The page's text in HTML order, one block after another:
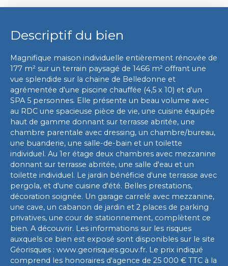
Descriptif du bien
Magnifique maison individuelle entièrement rénovée de
177 m² sur un terrain paysagé de 1466 m² offrant une
vue splendide sur la chaine de Belledonne et
agrémentée d'une piscine chauffée (4,5 x 10) et d'un
SPA 5 personnes. Elle présente un beau volume avec
au RDC une spacieuse pièce de vie, une cuisine équipée
haut de gamme donnant sur terrasse abritée, une
chambre parentale avec dressing, un chambre/bureau,
une buanderie, une salle-de-bain et un toilette
individuel. Au 1er étage deux chambres avec mezzanine
donnant sur terrasse abritée, une salle d'eau et un
toilette individuel. Le jardin bénéficie d'une terrasse avec
pergola, et d'une cuisine d'été. Belles prestations,
décoration soignée. Un garage carrelé avec mezzanine,
une cave, un cabanon de jardin et 2 places de parking
privatives, une cour de stationnement, complètent ce
bien. A découvrir. Les informations sur les risques
auxquels ce bien est exposé sont disponibles sur le site
Géorisques : www.georisques.gouv.fr. Le prix indiqué
comprend les honoraires d'agence de 25 000 € TTC à la